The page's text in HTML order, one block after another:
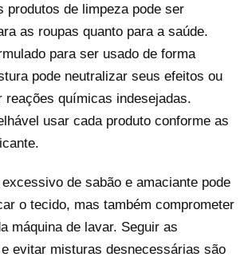
produtos de limpeza pode ser
as roupas quanto para a saúde.
para ser usado de forma
pode neutralizar seus efeitos ou
reações químicas indesejadas.
usar cada produto conforme as
de sabão e amaciante pode
o tecido, mas também comprometer
máquina de lavar. Seguir as
evitar misturas desnecessárias são